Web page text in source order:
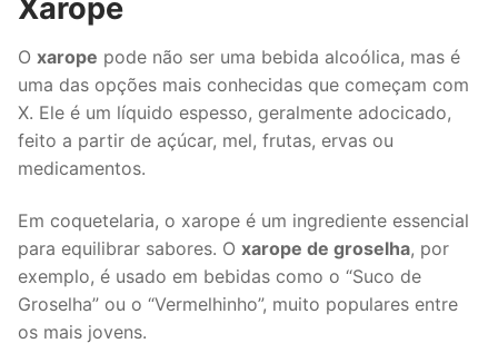
Xarope
O xarope pode não ser uma bebida alcoólica, mas é
uma das opções mais conhecidas que começam com
X. Ele é um líquido espesso, geralmente adocicado,
feito a partir de açúcar, mel, frutas, ervas ou
medicamentos.
Em coquetelaria, o xarope é um ingrediente essencial
para equilibrar sabores. O xarope de groselha, por
exemplo, é usado em bebidas como o “Suco de
Groselha” ou o “Vermelhinho”, muito populares entre
os mais jovens.